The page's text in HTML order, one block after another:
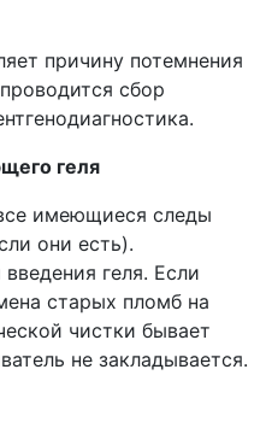
причину потемнения
сбор
геля
имеющиеся следы
они есть).
геля. Если
старых пломб на
чистки бывает
не закладывается.